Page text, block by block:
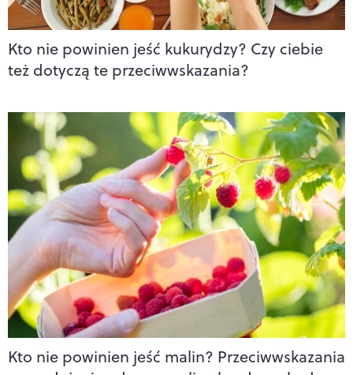
Kto nie powinien jeść kukurydzy? Czy ciebie
też dotyczą te przeciwwskazania?
Kto nie powinien jeść malin? Przeciwwskazania